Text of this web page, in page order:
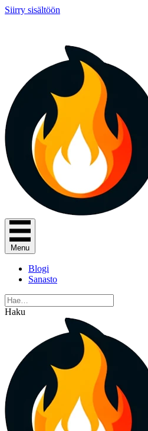
Siirry sisältöön
Menu
Blogi
Sanasto
Haku